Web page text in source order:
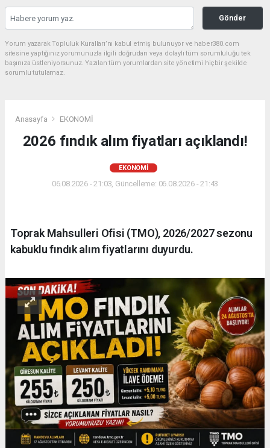
Gönder
Yorum yazarak Topluluk Kuralları’nı kabul etmiş bulunuyor ve haber380.com
sitesine yaptığınız yorumunuzla ilgili doğrudan veya dolaylı tüm sorumluluğu tek
başınıza üstleniyorsunuz. Yazılan tüm yorumlardan site yönetimi hiçbir şekilde
sorumlu tutulamaz.
Anasayfa EKONOMİ
2026 fındık alım fiyatları açıklandı!
EKONOMİ
06.08.2026 - 21:03, Güncelleme: 06.08.2026 - 21:43
Toprak Mahsulleri Ofisi (TMO), 2026/2027 sezonu
kabuklu fındık alım fiyatlarını duyurdu.